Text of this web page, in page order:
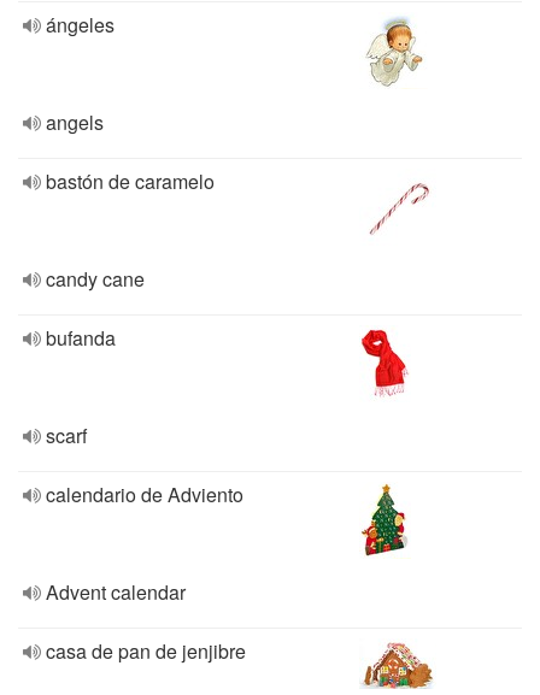
ángeles
angels
bastón de caramelo
candy cane
bufanda
scarf
calendario de Adviento
Advent calendar
casa de pan de jenjibre